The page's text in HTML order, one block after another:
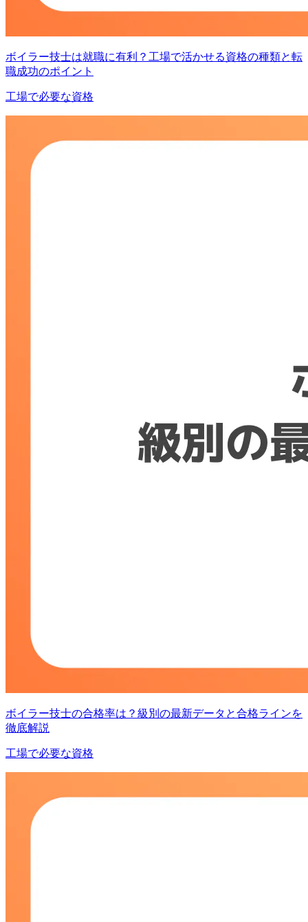
ボイラー技士は就職に有利？工場で活かせる資格の種類と転
職成功のポイント
工場で必要な資格
ボイラー技士の合格率は？級別の最新データと合格ラインを
徹底解説
工場で必要な資格